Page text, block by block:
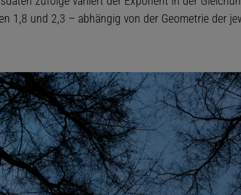
1,8 und 2,3 – abhängig von der Geometrie der